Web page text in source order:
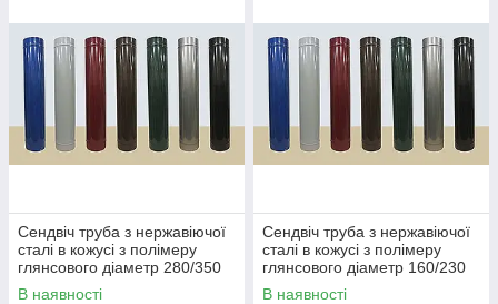
Сендвіч труба з нержавіючої
сталі в кожусі з полімеру
глянсового діаметр 280/350
0,6/0,6 мм AISI 430
В наявності
Сендвіч труба з нержавіючої
сталі в кожусі з полімеру
глянсового діаметр 160/230
0,6/0,6 мм AISI 304
В наявності